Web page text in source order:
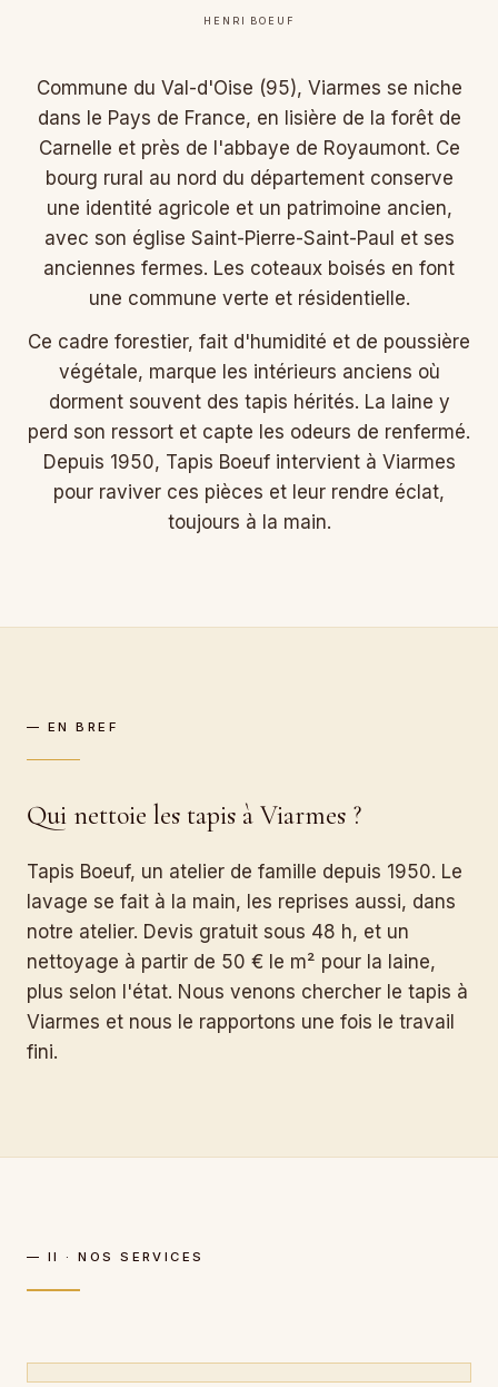
HENRI BOEUF
Commune du Val-d'Oise (95), Viarmes se niche
dans le Pays de France, en lisière de la forêt de
Carnelle et près de l'abbaye de Royaumont. Ce
bourg rural au nord du département conserve
une identité agricole et un patrimoine ancien,
avec son église Saint-Pierre-Saint-Paul et ses
anciennes fermes. Les coteaux boisés en font
une commune verte et résidentielle.
Ce cadre forestier, fait d'humidité et de poussière
végétale, marque les intérieurs anciens où
dorment souvent des tapis hérités. La laine y
perd son ressort et capte les odeurs de renfermé.
Depuis 1950, Tapis Boeuf intervient à Viarmes
pour raviver ces pièces et leur rendre éclat,
toujours à la main.
— EN BREF
Qui nettoie les tapis à Viarmes ?
Tapis Boeuf, un atelier de famille depuis 1950. Le
lavage se fait à la main, les reprises aussi, dans
notre atelier. Devis gratuit sous 48 h, et un
nettoyage à partir de 50 € le m² pour la laine,
plus selon l'état. Nous venons chercher le tapis à
Viarmes et nous le rapportons une fois le travail
fini.
— II · NOS SERVICES